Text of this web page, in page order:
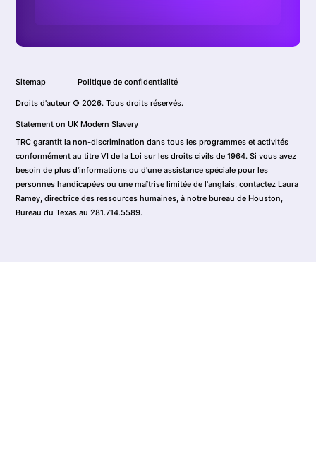
Sitemap Politique de confidentialité
Droits d'auteur © 2026. Tous droits réservés.
Statement on UK Modern Slavery
TRC garantit la non-discrimination dans tous les programmes et activités
conformément au titre VI de la Loi sur les droits civils de 1964. Si vous avez
besoin de plus d'informations ou d'une assistance spéciale pour les
personnes handicapées ou une maîtrise limitée de l'anglais, contactez Laura
Ramey, directrice des ressources humaines, à notre bureau de Houston,
Bureau du Texas au 281.714.5589.